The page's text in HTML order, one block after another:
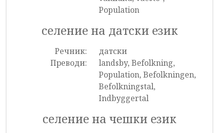
Population
селение на датски език
Речник:
датски
Преводи:
landsby, Befolkning,
Population, Befolkningen,
Befolkningstal,
Indbyggertal
селение на чешки език